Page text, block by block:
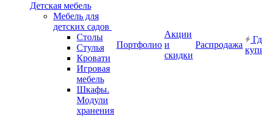
Детская мебель
Мебель для
детских садов
Столы
Стулья
Кровати
Игровая
мебель
Шкафы.
Модули
хранения
Портфолио
Акции
и
скидки
Распродажа